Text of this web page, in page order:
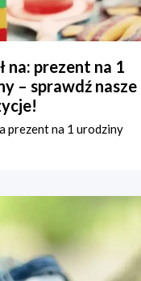
na: prezent na 1
– sprawdź nasze
prezent na 1 urodziny